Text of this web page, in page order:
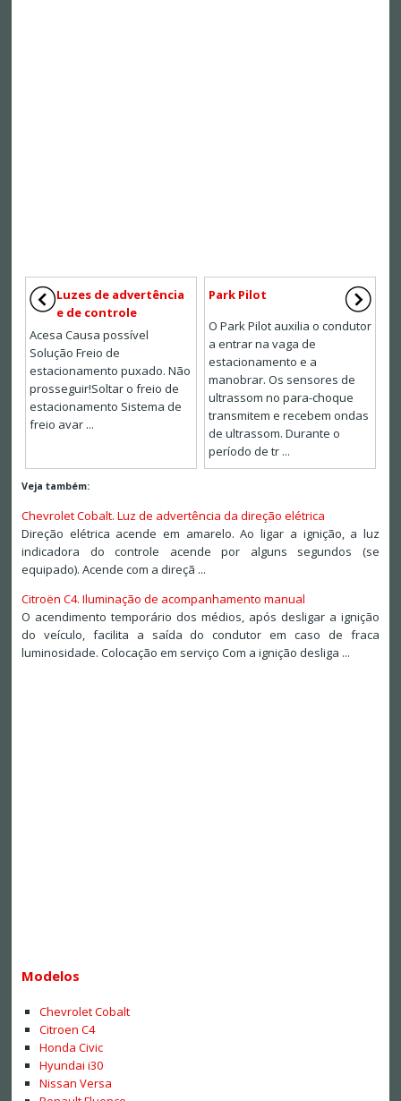
Luzes de advertência
e de controle
Acesa Causa possível
Solução Freio de
estacionamento puxado. Não
prosseguir!Soltar o freio de
estacionamento Sistema de
freio avar ...
Park Pilot
O Park Pilot auxilia o condutor
a entrar na vaga de
estacionamento e a
manobrar. Os sensores de
ultrassom no para-choque
transmitem e recebem ondas
de ultrassom. Durante o
período de tr ...
Veja também:
Chevrolet Cobalt. Luz de advertência da direção elétrica
Direção elétrica acende em amarelo. Ao ligar a ignição, a luz
indicadora do controle acende por alguns segundos (se
equipado). Acende com a direçã ...
Citroën C4. Iluminação de acompanhamento manual
O acendimento temporário dos médios, após desligar a ignição
do veículo, facilita a saída do condutor em caso de fraca
luminosidade. Colocação em serviço Com a ignição desliga ...
Modelos
Chevrolet Cobalt
Citroen C4
Honda Civic
Hyundai i30
Nissan Versa